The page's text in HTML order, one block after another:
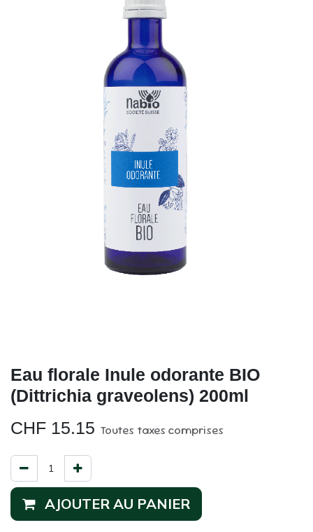
Eau florale Inule odorante BIO
(Dittrichia graveolens) 200ml
CHF 15.15 Toutes taxes comprises
AJOUTER AU PANIER